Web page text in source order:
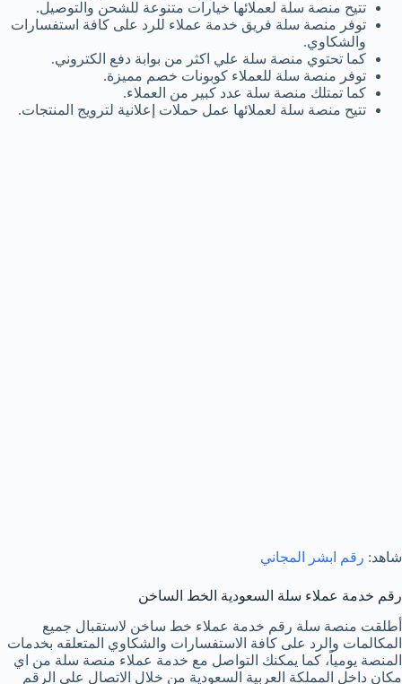
تتيح منصة سلة لعملائها خيارات متنوعة للشحن والتوصيل.
توفر منصة سلة فريق خدمة عملاء للرد على كافة استفسارات
والشكاوي.
كما تحتوي منصة سلة علي اكثر من بوابة دفع الكتروني.
توفر منصة سلة للعملاء كوبونات خصم مميزة.
كما تمتلك منصة سلة عدد كبير من العملاء.
تتيح منصة سلة لعملائها عمل حملات إعلانية لترويج المنتجات.
شاهد: رقم ابشر المجاني
رقم خدمة عملاء سلة السعودية الخط الساخن
أطلقت منصة سلة رقم خدمة عملاء خط ساخن لاستقبال جميع
المكالمات والرد على كافة الاستفسارات والشكاوي المتعلقه بخدمات
المنصة يومياً، كما يمكنك التواصل مع خدمة عملاء منصة سلة من اي
مكان داخل المملكة العربية السعودية من خلال الاتصال على الرقم